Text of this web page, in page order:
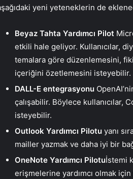
yeni yeteneklerin de
Beyaz Tahta Yardımcı Pilot
etkili hale geliyor. Kullanıcılar,
temalara göre düzenlemesini,
içeriğini özetlemesini isteyebilir.
DALL-E entegrasyonu
çalışabilir. Böylece kullanıcılar,
isteyebilir.
Outlook Yardımcı Pilotu yanı
mailler yazmak ve daha iyi bir
OneNote Yardımcı Pilotuİstemi
erişmelerine yardımcı olmak